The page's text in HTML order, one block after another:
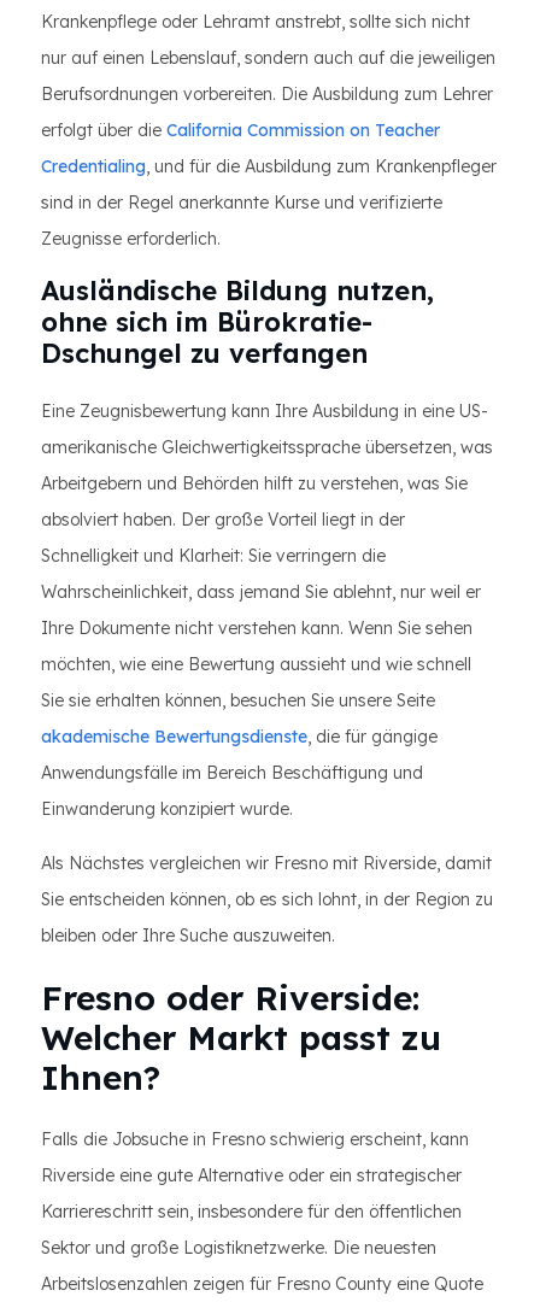
Krankenpflege oder Lehramt anstrebt, sollte sich nicht
nur auf einen Lebenslauf, sondern auch auf die jeweiligen
Berufsordnungen vorbereiten. Die Ausbildung zum Lehrer
erfolgt über die California Commission on Teacher
Credentialing, und für die Ausbildung zum Krankenpfleger
sind in der Regel anerkannte Kurse und verifizierte
Zeugnisse erforderlich.
Ausländische Bildung nutzen,
ohne sich im Bürokratie-
Dschungel zu verfangen
Eine Zeugnisbewertung kann Ihre Ausbildung in eine US-
amerikanische Gleichwertigkeitssprache übersetzen, was
Arbeitgebern und Behörden hilft zu verstehen, was Sie
absolviert haben. Der große Vorteil liegt in der
Schnelligkeit und Klarheit: Sie verringern die
Wahrscheinlichkeit, dass jemand Sie ablehnt, nur weil er
Ihre Dokumente nicht verstehen kann. Wenn Sie sehen
möchten, wie eine Bewertung aussieht und wie schnell
Sie sie erhalten können, besuchen Sie unsere Seite
akademische Bewertungsdienste, die für gängige
Anwendungsfälle im Bereich Beschäftigung und
Einwanderung konzipiert wurde.
Als Nächstes vergleichen wir Fresno mit Riverside, damit
Sie entscheiden können, ob es sich lohnt, in der Region zu
bleiben oder Ihre Suche auszuweiten.
Fresno oder Riverside:
Welcher Markt passt zu
Ihnen?
Falls die Jobsuche in Fresno schwierig erscheint, kann
Riverside eine gute Alternative oder ein strategischer
Karriereschritt sein, insbesondere für den öffentlichen
Sektor und große Logistiknetzwerke. Die neuesten
Arbeitslosenzahlen zeigen für Fresno County eine Quote